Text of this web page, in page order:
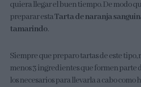
quiera llegar el buen tiempo. De modo
preparar estaTarta de naranja
tamarindo.
Siempre que preparo tartas de este tipo,
menos 3 ingredientes que formen parte
los necesarios para llevarla a cabo como